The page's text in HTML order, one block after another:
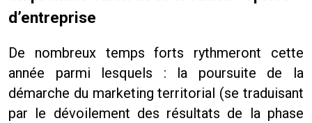
d’entreprise
De nombreux temps forts rythmeront cette
année parmi lesquels : la poursuite de la
démarche du marketing territorial (se traduisant
par le dévoilement des résultats de la phase